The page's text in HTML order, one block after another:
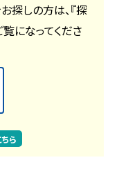
探しの方は、『探
になってくださ
ら